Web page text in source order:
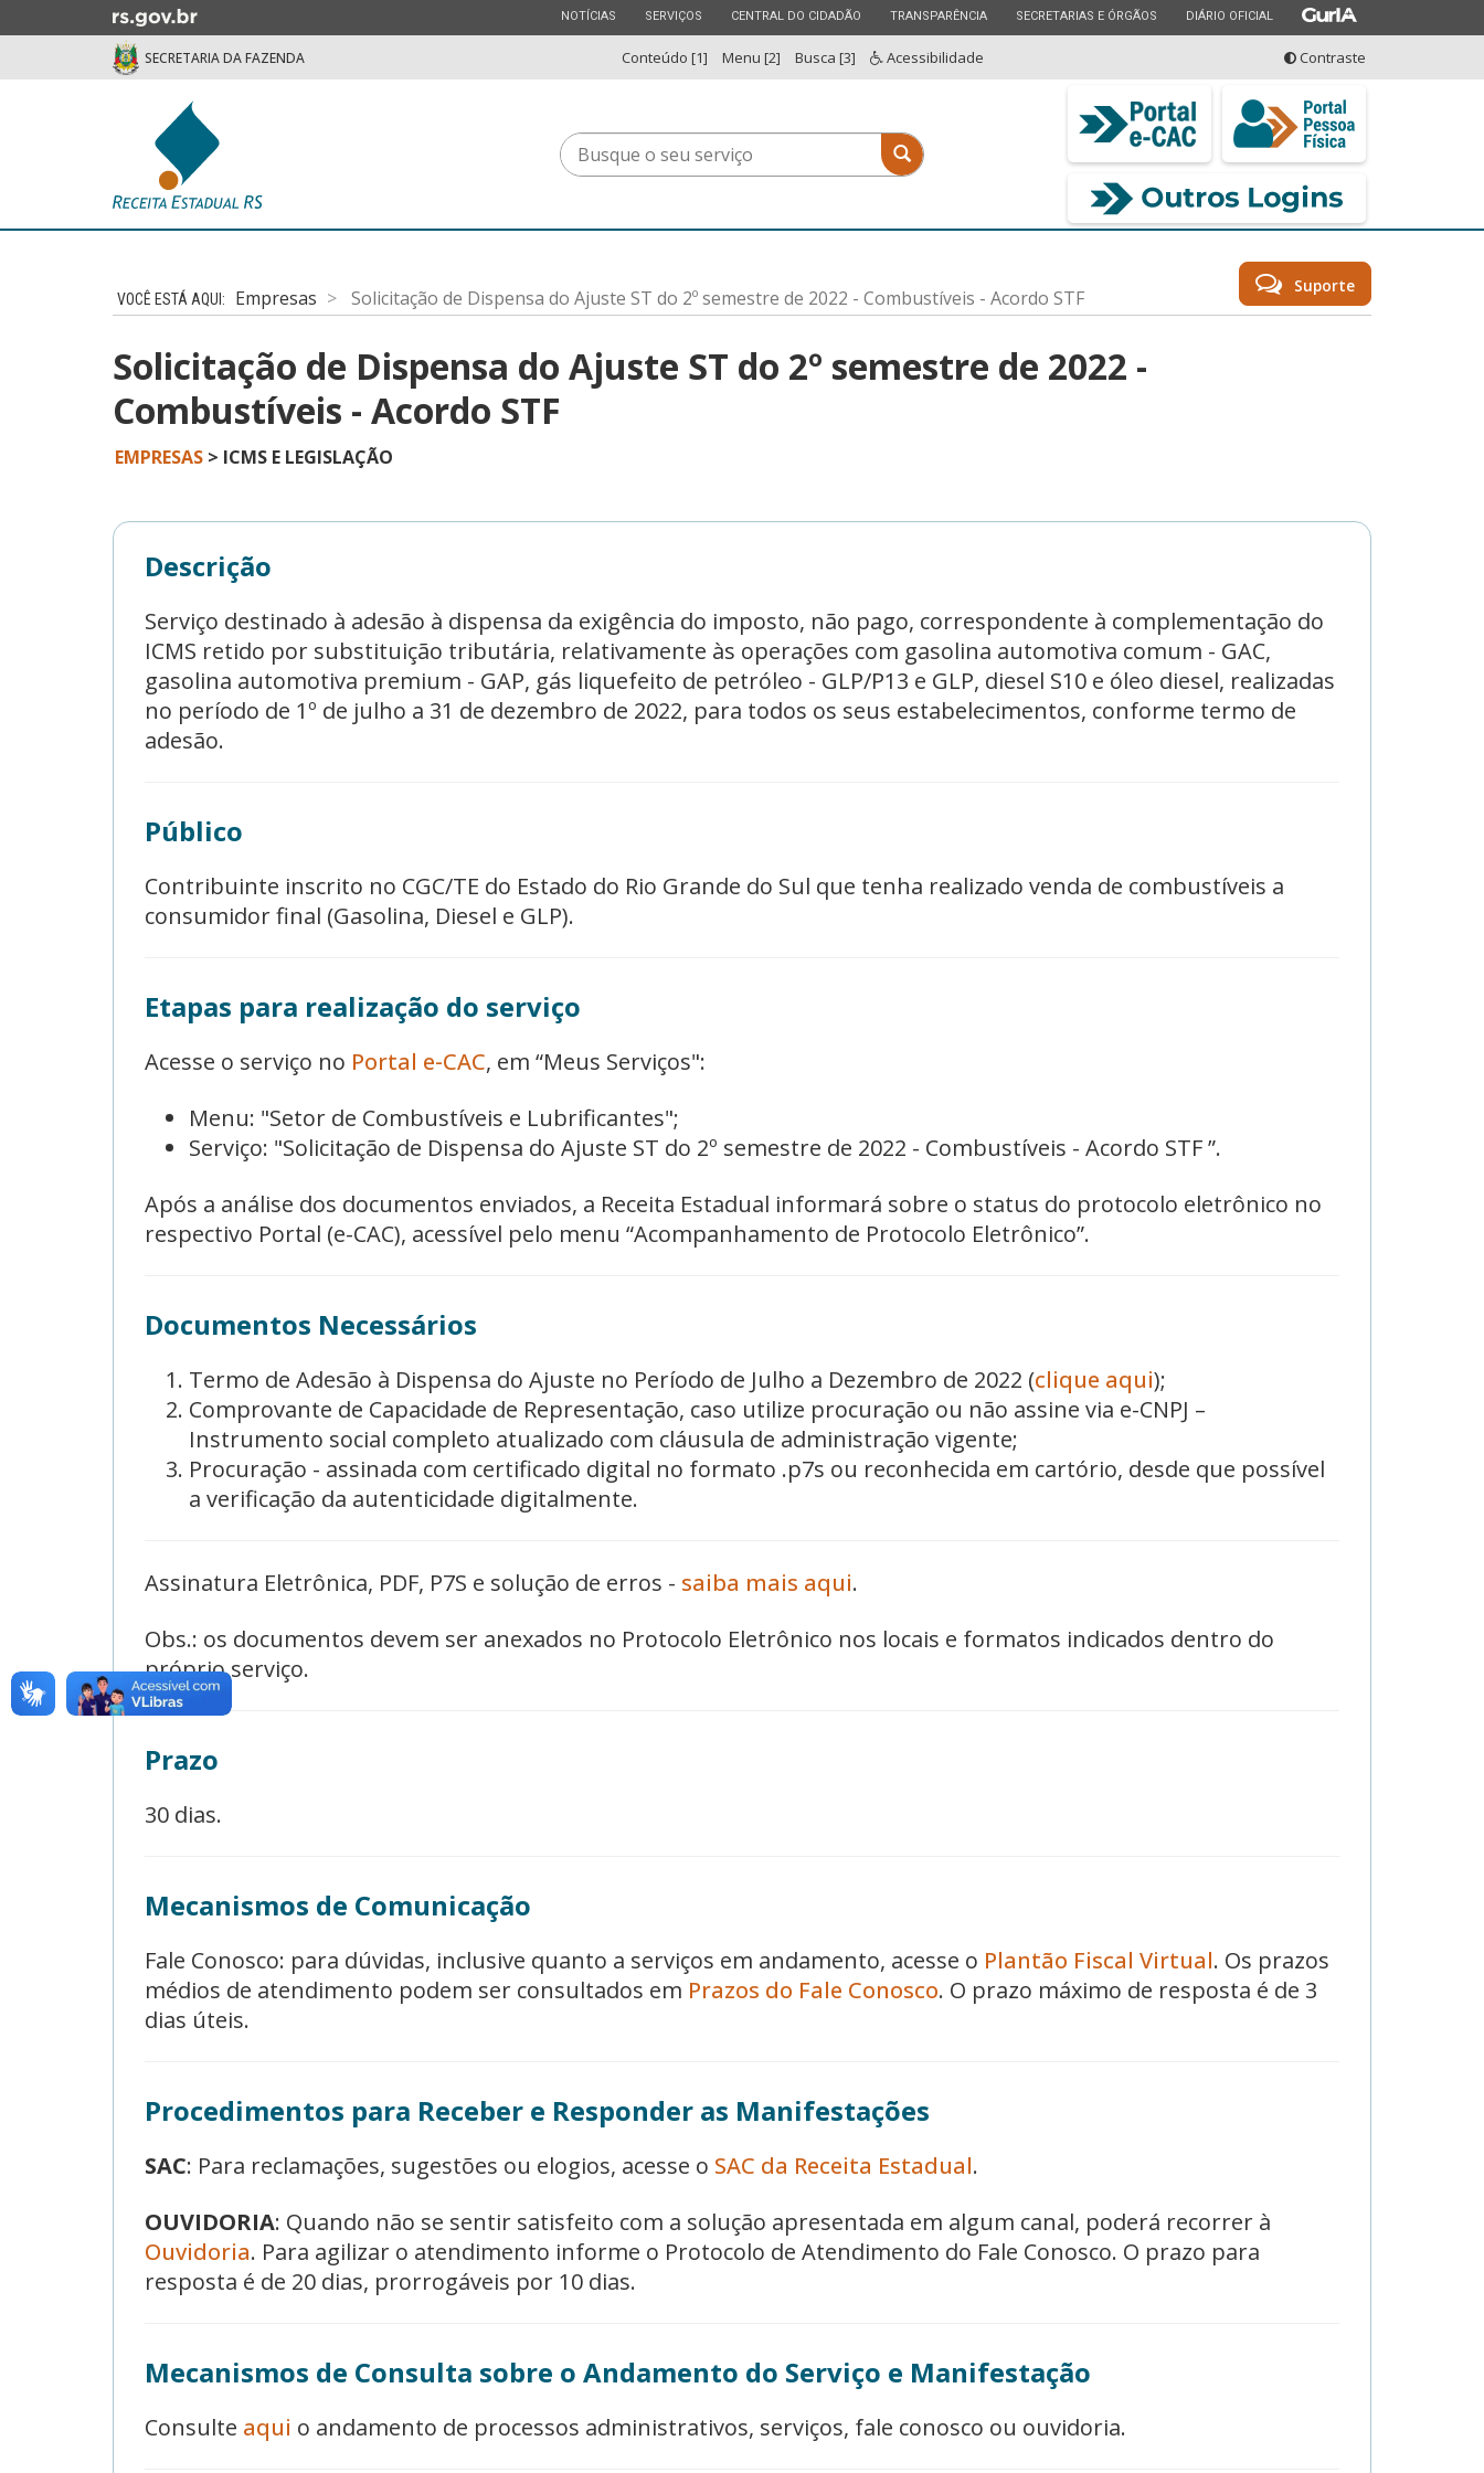
para
Ir
ESTADO
NOTÍCIAS ESTADO
SERVIÇOS ESTADO
CENTRAL DO CIDADÃO ESTADO
TRANSPARÊNCIA ESTADO
SECRETARIAS E ÓRGÃOS ESTADO
DIÁRIO OFICIAL ESTADO
SECRETARIA DA FAZENDA Conteúdo [1] Menu [2] Busca [3] Acessibilidade Contraste
Busque
o
serviço
Busque o seu serviço
Empresas Solicitação de Dispensa do Ajuste ST do 2º semestre de 2022 - Combustíveis - Acordo STF
Suporte
Solicitação de Dispensa do Ajuste ST do 2º semestre de 2022 -
Combustíveis - Acordo STF
EMPRESAS > ICMS E LEGISLAÇÃO
Descrição
Serviço destinado à adesão à dispensa da exigência do imposto, não pago, correspondente à complementação do
ICMS retido por substituição tributária, relativamente às operações com gasolina automotiva comum - GAC,
gasolina automotiva premium - GAP, gás liquefeito de petróleo - GLP/P13 e GLP, diesel S10 e óleo diesel, realizadas
no período de 1º de julho a 31 de dezembro de 2022, para todos os seus estabelecimentos, conforme termo de
adesão.
Público
Contribuinte inscrito no CGC/TE do Estado do Rio Grande do Sul que tenha realizado venda de combustíveis a
consumidor final (Gasolina, Diesel e GLP).
Etapas para realização do serviço
Acesse o serviço no Portal e-CAC, em “Meus Serviços":
Menu: "Setor de Combustíveis e Lubrificantes";
Serviço: "Solicitação de Dispensa do Ajuste ST do 2º semestre de 2022 - Combustíveis - Acordo STF ”.
Após a análise dos documentos enviados, a Receita Estadual informará sobre o status do protocolo eletrônico no
respectivo Portal (e-CAC), acessível pelo menu “Acompanhamento de Protocolo Eletrônico”.
Documentos Necessários
Termo de Adesão à Dispensa do Ajuste no Período de Julho a Dezembro de 2022 (clique aqui);
Comprovante de Capacidade de Representação, caso utilize procuração ou não assine via e-CNPJ –
Instrumento social completo atualizado com cláusula de administração vigente;
Procuração - assinada com certificado digital no formato .p7s ou reconhecida em cartório, desde que possível
a verificação da autenticidade digitalmente.
Assinatura Eletrônica, PDF, P7S e solução de erros - saiba mais aqui.
Obs.: os documentos devem ser anexados no Protocolo Eletrônico nos locais e formatos indicados dentro do
próprio serviço.
Prazo
30 dias.
Mecanismos de Comunicação
Fale Conosco: para dúvidas, inclusive quanto a serviços em andamento, acesse o Plantão Fiscal Virtual. Os prazos
médios de atendimento podem ser consultados em Prazos do Fale Conosco. O prazo máximo de resposta é de 3
dias úteis.
Procedimentos para Receber e Responder as Manifestações
SAC: Para reclamações, sugestões ou elogios, acesse o SAC da Receita Estadual.
OUVIDORIA: Quando não se sentir satisfeito com a solução apresentada em algum canal, poderá recorrer à
Ouvidoria. Para agilizar o atendimento informe o Protocolo de Atendimento do Fale Conosco. O prazo para
resposta é de 20 dias, prorrogáveis por 10 dias.
Mecanismos de Consulta sobre o Andamento do Serviço e Manifestação
Consulte aqui o andamento de processos administrativos, serviços, fale conosco ou ouvidoria.